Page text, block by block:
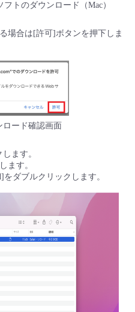
トのダウンロード（Mac）
場合は[許可]ボタンを押下しま
ロード確認画面
ます。
ます。
ダブルクリックします。